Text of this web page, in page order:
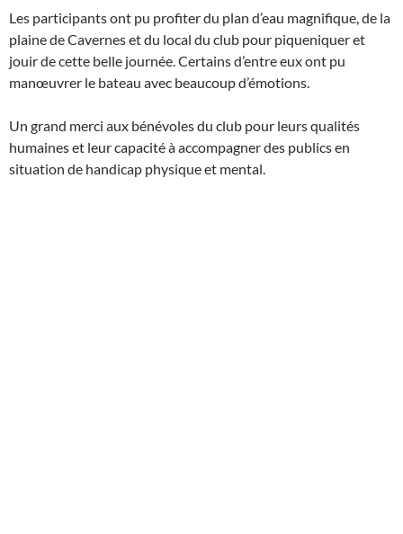
Les participants ont pu profiter du plan d’eau magnifique, de la
plaine de Cavernes et du local du club pour piqueniquer et
jouir de cette belle journée. Certains d’entre eux ont pu
manœuvrer le bateau avec beaucoup d’émotions.
Un grand merci aux bénévoles du club pour leurs qualités
humaines et leur capacité à accompagner des publics en
situation de handicap physique et mental.